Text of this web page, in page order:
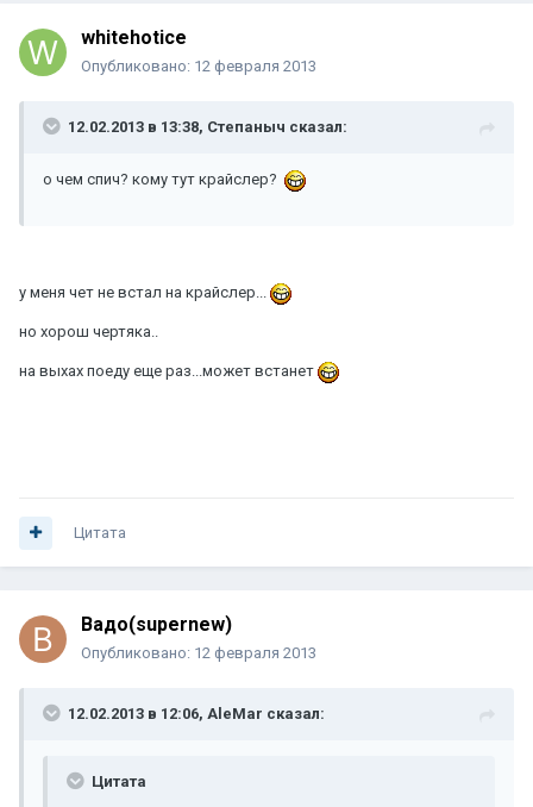
whitehotice
Опубликовано: 12 февраля 2013
12.02.2013 в 13:38, Степаныч сказал:
о чем спич? кому тут крайслер?
у меня чет не встал на крайслер...
но хорош чертяка..
на выхах поеду еще раз...может встанет
Цитата
Вадо(supernew)
Опубликовано: 12 февраля 2013
12.02.2013 в 12:06, AleMar сказал:
Цитата